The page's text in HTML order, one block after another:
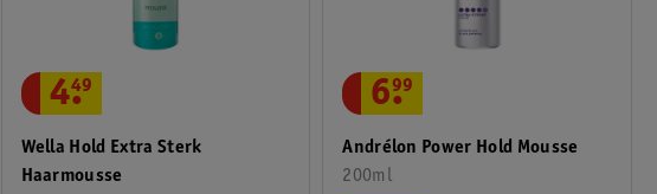
Wella Hold Extra Sterk
Haarmousse
4.
49
Andrélon Power Hold Mousse
200ml
6.
99